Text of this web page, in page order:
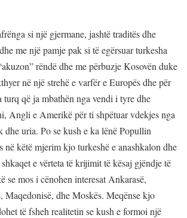
si një gjermane, jashtë traditës dhe
me një pamje pak si të egërsuar turkesha
rëndë dhe me përbuzje Kosovën duke
në një strehë e varfër e Europës dhe për
që ja mbathën nga vendi i tyre dhe
Angli e Amerikë për ti shpëtuar vdekjes nga
dhe uria. Po se kush e ka lënë Popullin
në këtë mjerim kjo turkeshë e anashkalon dhe
e vërteta të krijimit të kësaj gjëndje të
se mos i cënohen interesat Ankarasë,
Maqedonisë, dhe Moskës. Meqënse kjo
të fsheh realitetin se kush e formoi një